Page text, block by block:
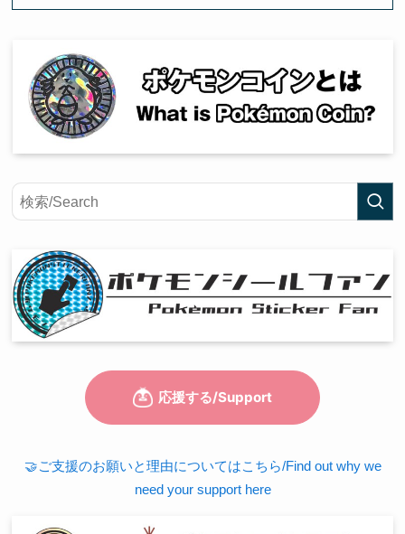
🤝ご支援のお願いと理由についてはこちら/Find out why we
need your support here